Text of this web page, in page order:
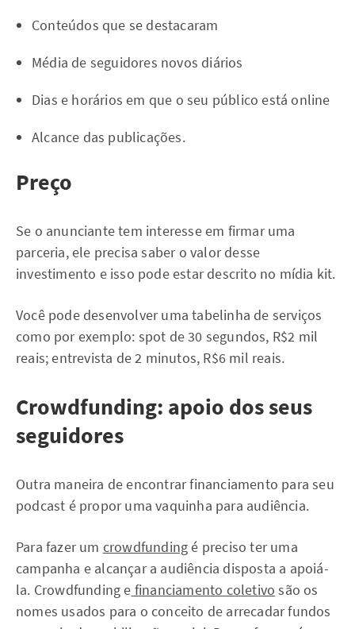
Conteúdos que se destacaram
Média de seguidores novos diários
Dias e horários em que o seu público está online
Alcance das publicações.
Preço
Se o anunciante tem interesse em firmar uma
parceria, ele precisa saber o valor desse
investimento e isso pode estar descrito no mídia kit.
Você pode desenvolver uma tabelinha de serviços
como por exemplo: spot de 30 segundos, R$2 mil
reais; entrevista de 2 minutos, R$6 mil reais.
Crowdfunding: apoio dos seus
seguidores
Outra maneira de encontrar financiamento para seu
podcast é propor uma vaquinha para audiência.
Para fazer um crowdfundingé preciso ter uma
campanha e alcançar a audiência disposta a apoiá-
la. Crowdfunding e financiamento coletivo são os
nomes usados para o conceito de arrecadar fundos